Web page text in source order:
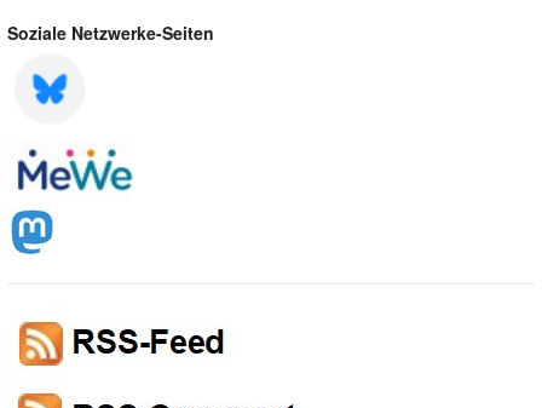
Soziale Netzwerke-Seiten